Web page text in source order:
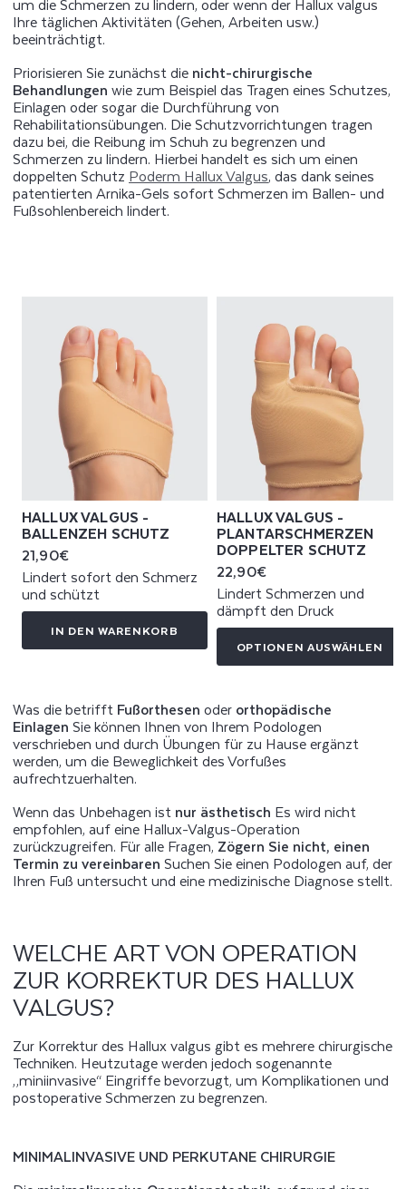
Ihre täglichen Aktivitäten (Gehen, Arbeiten usw.)
beeinträchtigt.
Priorisieren Sie zunächst die nicht-chirurgische
Behandlungen wie zum Beispiel das Tragen eines Schutzes,
Einlagen oder sogar die Durchführung von
Rehabilitationsübungen. Die Schutzvorrichtungen tragen
dazu bei, die Reibung im Schuh zu begrenzen und
Schmerzen zu lindern. Hierbei handelt es sich um einen
doppelten Schutz Poderm Hallux Valgus, das dank seines
patentierten Arnika-Gels sofort Schmerzen im Ballen- und
Fußsohlenbereich lindert.
HALLUX VALGUS -
BALLENZEH SCHUTZ
Normaler
Preis
21,90€
Lindert sofort den Schmerz
und schützt
IN DEN WARENKORB
HALLUX VALGUS -
PLANTARSCHMERZEN
DOPPELTER SCHUTZ
Normaler
Preis
22,90€
Lindert Schmerzen und
dämpft den Druck
OPTIONEN AUSWÄHLEN
Was die betrifft Fußorthesen oder orthopädische
Einlagen Sie können Ihnen von Ihrem Podologen
verschrieben und durch Übungen für zu Hause ergänzt
werden, um die Beweglichkeit des Vorfußes
aufrechtzuerhalten.
Wenn das Unbehagen ist nur ästhetisch Es wird nicht
empfohlen, auf eine Hallux-Valgus-Operation
zurückzugreifen. Für alle Fragen, Zögern Sie nicht, einen
Termin zu vereinbaren Suchen Sie einen Podologen auf, der
Ihren Fuß untersucht und eine medizinische Diagnose stellt.
WELCHE ART VON OPERATION
ZUR KORREKTUR DES HALLUX
VALGUS?
Zur Korrektur des Hallux valgus gibt es mehrere chirurgische
Techniken. Heutzutage werden jedoch sogenannte
„miniinvasive“ Eingriffe bevorzugt, um Komplikationen und
postoperative Schmerzen zu begrenzen.
MINIMALINVASIVE UND PERKUTANE CHIRURGIE